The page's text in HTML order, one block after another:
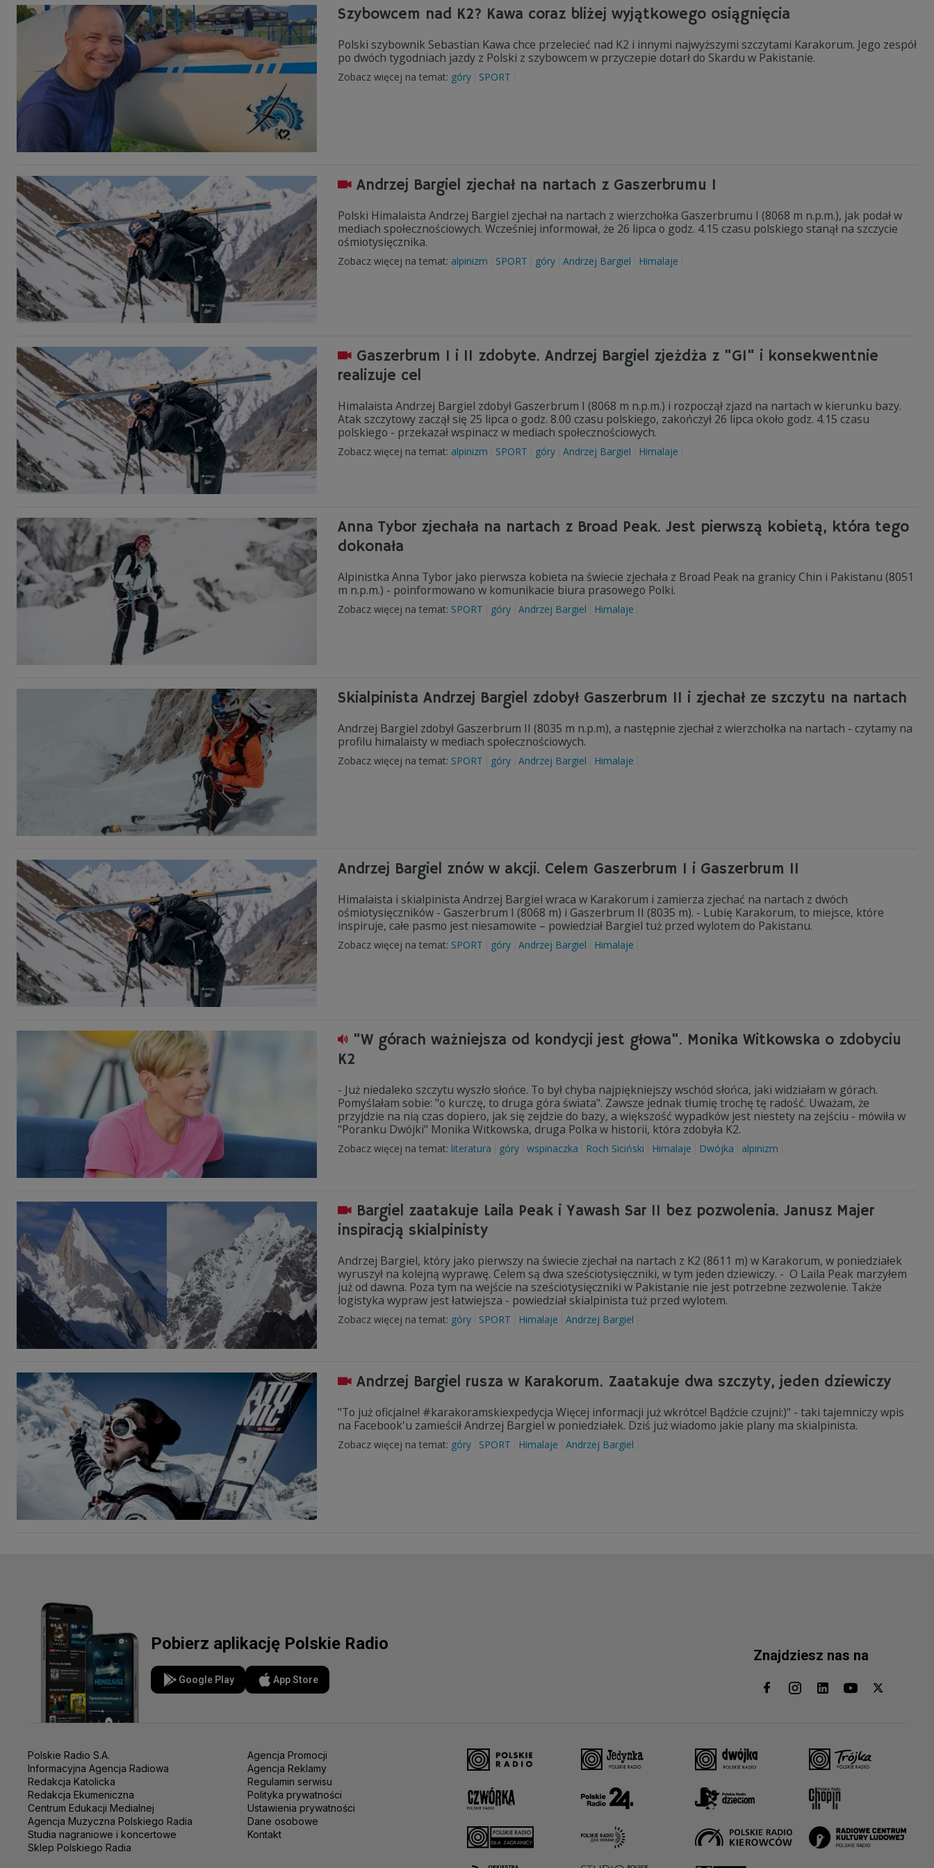
Szybowcem nad K2? Kawa coraz bliżej wyjątkowego osiągnięcia
Polski szybownik Sebastian Kawa chce przelecieć nad K2 i innymi najwyższymi szczytami Karakorum. Jego zespół
po dwóch tygodniach jazdy z Polski z szybowcem w przyczepie dotarł do Skardu w Pakistanie.
Zobacz więcej na temat: góry SPORT
Andrzej Bargiel zjechał na nartach z Gaszerbrumu I
Polski Himalaista Andrzej Bargiel zjechał na nartach z wierzchołka Gaszerbrumu I (8068 m n.p.m.), jak podał w
mediach społecznościowych. Wcześniej informował, że 26 lipca o godz. 4.15 czasu polskiego stanął na szczycie
ośmiotysięcznika.
Zobacz więcej na temat: alpinizm SPORT góry Andrzej Bargiel Himalaje
Gaszerbrum I i II zdobyte. Andrzej Bargiel zjeżdża z "GI" i konsekwentnie
realizuje cel
Himalaista Andrzej Bargiel zdobył Gaszerbrum I (8068 m n.p.m.) i rozpoczął zjazd na nartach w kierunku bazy.
Atak szczytowy zaczął się 25 lipca o godz. 8.00 czasu polskiego, zakończył 26 lipca około godz. 4.15 czasu
polskiego - przekazał wspinacz w mediach społecznościowych.
Zobacz więcej na temat: alpinizm SPORT góry Andrzej Bargiel Himalaje
Anna Tybor zjechała na nartach z Broad Peak. Jest pierwszą kobietą, która tego
dokonała
Alpinistka Anna Tybor jako pierwsza kobieta na świecie zjechała z Broad Peak na granicy Chin i Pakistanu (8051
m n.p.m.) - poinformowano w komunikacie biura prasowego Polki.
Zobacz więcej na temat: SPORT góry Andrzej Bargiel Himalaje
Skialpinista Andrzej Bargiel zdobył Gaszerbrum II i zjechał ze szczytu na nartach
Andrzej Bargiel zdobył Gaszerbrum II (8035 m n.p.m), a następnie zjechał z wierzchołka na nartach - czytamy na
profilu himalaisty w mediach społecznościowych.
Zobacz więcej na temat: SPORT góry Andrzej Bargiel Himalaje
Andrzej Bargiel znów w akcji. Celem Gaszerbrum I i Gaszerbrum II
Himalaista i skialpinista Andrzej Bargiel wraca w Karakorum i zamierza zjechać na nartach z dwóch
ośmiotysięczników - Gaszerbrum I (8068 m) i Gaszerbrum II (8035 m). - Lubię Karakorum, to miejsce, które
inspiruje, całe pasmo jest niesamowite – powiedział Bargiel tuż przed wylotem do Pakistanu.
Zobacz więcej na temat: SPORT góry Andrzej Bargiel Himalaje
"W górach ważniejsza od kondycji jest głowa". Monika Witkowska o zdobyciu
K2
- Już niedaleko szczytu wyszło słońce. To był chyba najpiękniejszy wschód słońca, jaki widziałam w górach.
Pomyślałam sobie: "o kurczę, to druga góra świata". Zawsze jednak tłumię trochę tę radość. Uważam, że
przyjdzie na nią czas dopiero, jak się zejdzie do bazy, a większość wypadków jest niestety na zejściu - mówiła w
"Poranku Dwójki" Monika Witkowska, druga Polka w historii, która zdobyła K2.
Zobacz więcej na temat: literatura góry wspinaczka Roch Siciński Himalaje Dwójka alpinizm
Bargiel zaatakuje Laila Peak i Yawash Sar II bez pozwolenia. Janusz Majer
inspiracją skialpinisty
Andrzej Bargiel, który jako pierwszy na świecie zjechał na nartach z K2 (8611 m) w Karakorum, w poniedziałek
wyruszył na kolejną wyprawę. Celem są dwa sześciotysięczniki, w tym jeden dziewiczy. - O Laila Peak marzyłem
już od dawna. Poza tym na wejście na sześciotysięczniki w Pakistanie nie jest potrzebne zezwolenie. Także
logistyka wypraw jest łatwiejsza - powiedział skialpinista tuż przed wylotem.
Zobacz więcej na temat: góry SPORT Himalaje Andrzej Bargiel
Andrzej Bargiel rusza w Karakorum. Zaatakuje dwa szczyty, jeden dziewiczy
"To już oficjalne! #karakoramskiexpedycja Więcej informacji już wkrótce! Bądźcie czujni:)" - taki tajemniczy wpis
na Facebook'u zamieścił Andrzej Bargiel w poniedziałek. Dziś już wiadomo jakie plany ma skialpinista.
Zobacz więcej na temat: góry SPORT Himalaje Andrzej Bargiel
Pobierz aplikację Polskie Radio
Google Play App Store
Znajdziesz nas na
Polskie Radio S.A.
Informacyjna Agencja Radiowa
Redakcja Katolicka
Redakcja Ekumeniczna
Centrum Edukacji Medialnej
Agencja Muzyczna Polskiego Radia
Studia nagraniowe i koncertowe
Sklep Polskiego Radia
Agencja Promocji
Agencja Reklamy
Regulamin serwisu
Polityka prywatności
Ustawienia prywatności
Dane osobowe
Kontakt